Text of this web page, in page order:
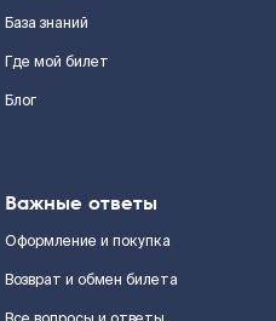
База знаний
Где мой билет
Блог
Важные ответы
Оформление и покупка
Возврат и обмен билета